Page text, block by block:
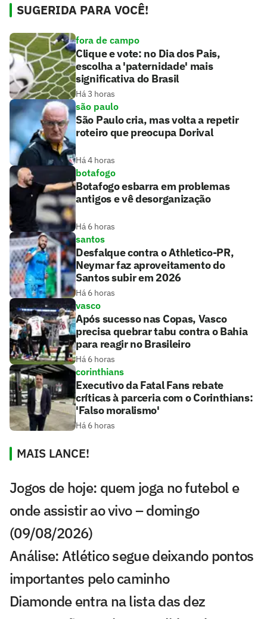
SUGERIDA PARA VOCÊ!
fora de campo
Clique e vote: no Dia dos Pais,
escolha a 'paternidade' mais
significativa do Brasil
Há 3 horas
são paulo
São Paulo cria, mas volta a repetir
roteiro que preocupa Dorival
Há 4 horas
botafogo
Botafogo esbarra em problemas
antigos e vê desorganização
Há 6 horas
santos
Desfalque contra o Athletico-PR,
Neymar faz aproveitamento do
Santos subir em 2026
Há 6 horas
vasco
Após sucesso nas Copas, Vasco
precisa quebrar tabu contra o Bahia
para reagir no Brasileiro
Há 6 horas
corinthians
Executivo da Fatal Fans rebate
críticas à parceria com o Corinthians:
'Falso moralismo'
Há 6 horas
MAIS LANCE!
Jogos de hoje: quem joga no futebol e
onde assistir ao vivo – domingo
(09/08/2026)
Análise: Atlético segue deixando pontos
importantes pelo caminho
Diamonde entra na lista das dez